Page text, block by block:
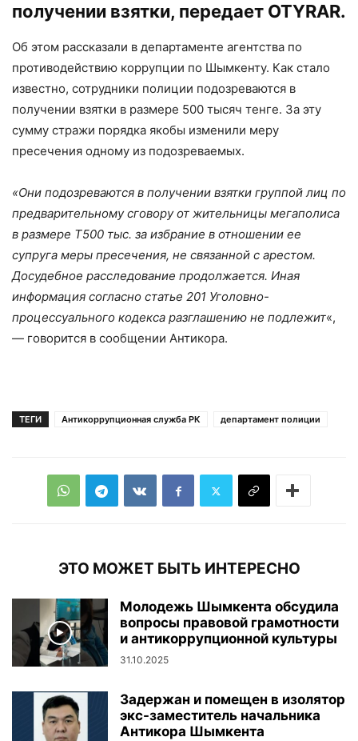
получении взятки, передает OTYRAR.
Об этом рассказали в департаменте агентства по
противодействию коррупции по Шымкенту. Как стало
известно, сотрудники полиции подозреваются в
получении взятки в размере 500 тысяч тенге. За эту
сумму стражи порядка якобы изменили меру
пресечения одному из подозреваемых.
«Они подозреваются в получении взятки группой лиц по
предварительному сговору от жительницы мегаполиса
в размере Т500 тыс. за избрание в отношении ее
супруга меры пресечения, не связанной с арестом.
Досудебное расследование продолжается. Иная
информация согласно статье 201 Уголовно-
процессуального кодекса разглашению не подлежит«,
— говорится в сообщении Антикора.
ТЕГИ Антикоррупционная служба РК департамент полиции
ЭТО МОЖЕТ БЫТЬ ИНТЕРЕСНО
Молодежь Шымкента обсудила
вопросы правовой грамотности
и антикоррупционной культуры
31.10.2025
Задержан и помещен в изолятор
экс-заместитель начальника
Антикора Шымкента